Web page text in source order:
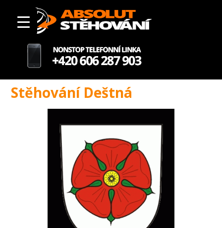
Stěhování Deštná